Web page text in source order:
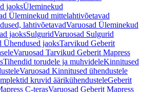
jaoksÜleminekud
Üleminekud mittelahtivõetavad
lahtivõetavadVaruosad Üleminekud
jaoksSulguridVaruosad Sulgurid
Ühendused jaoksTarvikud Geberit
Varuosad Tarvikud Geberit Mapress
Tihendid torudele ja muhvideleKinnitused
Varuosad Kinnitused ühendustele
kruvid äärikühendusteleGeberit
C-terasVaruosad Geberit Mapress